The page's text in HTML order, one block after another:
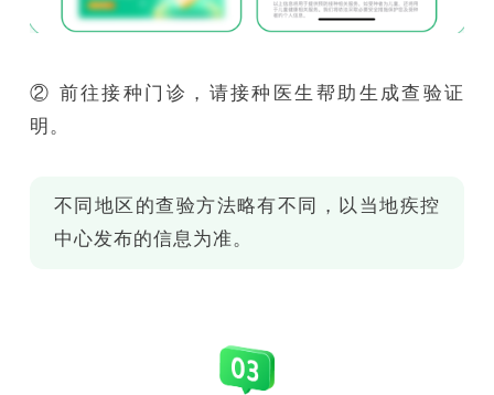
② 前往接种门诊，请接种医生帮助生成查验证
明。
不同地区的查验方法略有不同，以当地疾控
中心发布的信息为准。